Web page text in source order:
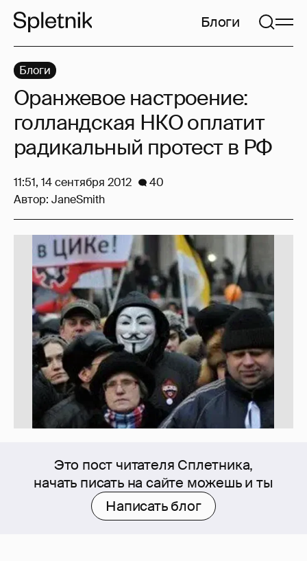
Блоги
Это пост читателя Сплетника,
начать писать на сайте можешь и ты
Написать блог
Блоги
Оранжевое настроение:
голландская НКО оплатит
радикальный протест в РФ
11:51, 14 сентября 2012
40
Автор: JaneSmith